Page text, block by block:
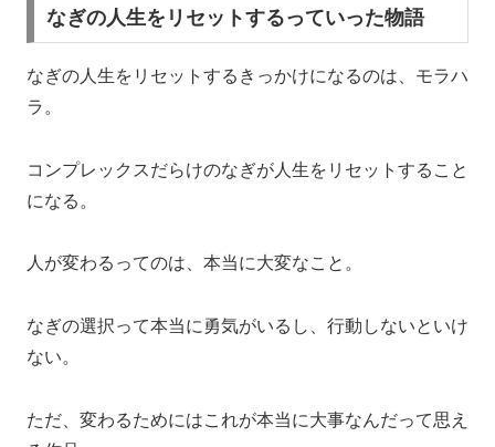
なぎの人生をリセットするっていった物語
なぎの人生をリセットするきっかけになるのは、モラハ
ラ。
コンプレックスだらけのなぎが人生をリセットすること
になる。
人が変わるってのは、本当に大変なこと。
なぎの選択って本当に勇気がいるし、行動しないといけ
ない。
ただ、変わるためにはこれが本当に大事なんだって思え